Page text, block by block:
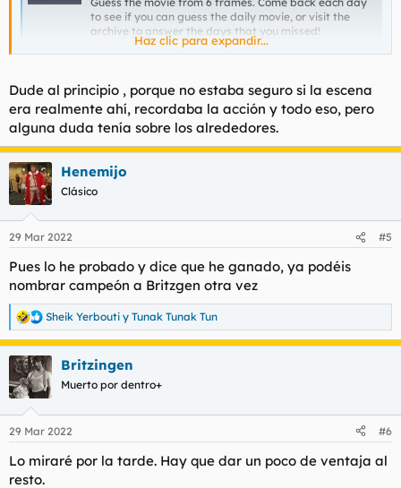
to see if you can guess the daily movie, or visit the
archive to answer the days that you missed!
framed.wtf
Haz clic para expandir...
Dude al principio , porque no estaba seguro si la escena
era realmente ahí, recordaba la acción y todo eso, pero
alguna duda tenía sobre los alrededores.
Henemijo
Clásico
29 Mar 2022 #5
Pues lo he probado y dice que he ganado, ya podéis
nombrar campeón a Britzgen otra vez
R
e
a
c
c
i
e
:
Sheik Yerbouti y Tunak Tunak Tun
Britzingen
Muerto por dentro+
29 Mar 2022 #6
Lo miraré por la tarde. Hay que dar un poco de ventaja al
resto.